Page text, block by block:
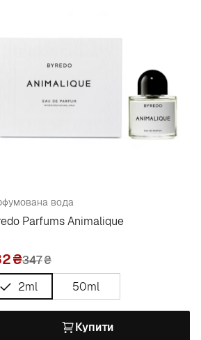
вода
Parfums Animalique
347₴
2ml
50ml
Купити